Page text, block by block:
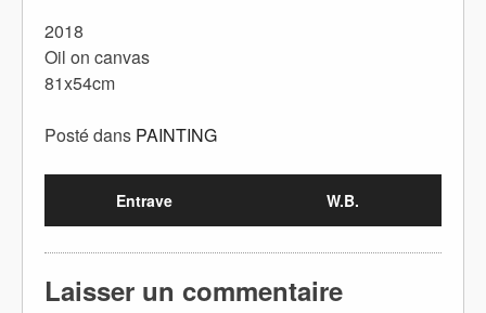
2018
Oil on canvas
81x54cm
Posté dans PAINTING
Entrave W.B.
Laisser un commentaire